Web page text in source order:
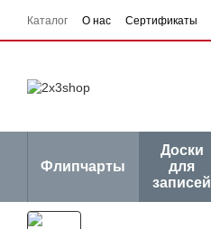
Перейти к основному контенту
Каталог О нас Сертификаты
Пользовательское соглашение
Флипчарты
Доски
для
записей